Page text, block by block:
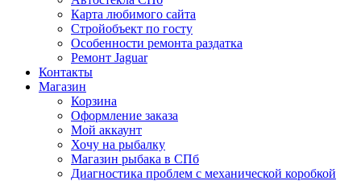
Карта любимого сайта
Стройобъект по госту
Особенности ремонта раздатка
Ремонт Jaguar
Контакты
Магазин
Корзина
Оформление заказа
Мой аккаунт
Хочу на рыбалку
Магазин рыбака в СПб
Диагностика проблем с механической коробкой